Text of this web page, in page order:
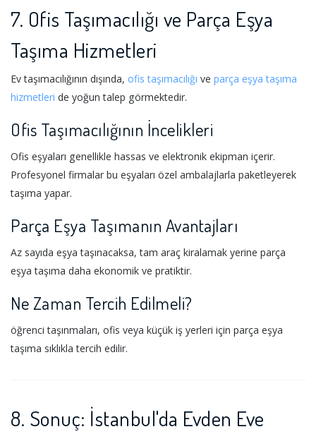
7. Ofis Taşımacılığı ve Parça Eşya
Taşıma Hizmetleri
Ev taşımacılığının dışında, ofis taşımacılığı ve parça eşya taşıma
hizmetleri de yoğun talep görmektedir.
Ofis Taşımacılığının İncelikleri
Ofis eşyaları genellikle hassas ve elektronik ekipman içerir.
Profesyonel firmalar bu eşyaları özel ambalajlarla paketleyerek
taşıma yapar.
Parça Eşya Taşımanın Avantajları
Az sayıda eşya taşınacaksa, tam araç kiralamak yerine parça
eşya taşıma daha ekonomik ve pratiktir.
Ne Zaman Tercih Edilmeli?
öğrenci taşınmaları, ofis veya küçük iş yerleri için parça eşya
taşıma sıklıkla tercih edilir.
8. Sonuç: İstanbul'da Evden Eve